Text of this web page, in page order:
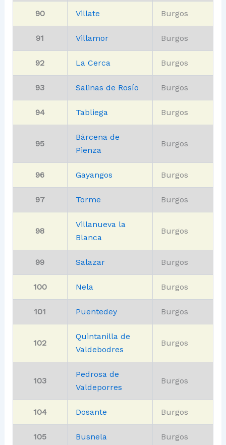
90 Villate Burgos
91 Villamor Burgos
92 La Cerca Burgos
93 Salinas de Rosío Burgos
94 Tabliega Burgos
95
Bárcena de
Pienza
Burgos
96 Gayangos Burgos
97 Torme Burgos
98
Villanueva la
Blanca
Burgos
99 Salazar Burgos
100 Nela Burgos
101 Puentedey Burgos
102
Quintanilla de
Valdebodres
Burgos
103
Pedrosa de
Valdeporres
Burgos
104 Dosante Burgos
105 Busnela Burgos